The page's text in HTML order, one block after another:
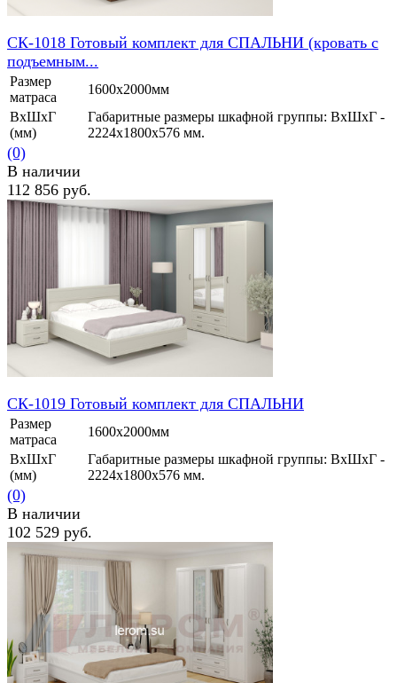
избранное сравнить
СК-1018 Готовый комплект для СПАЛЬНИ (кровать с
подъемным...
Размер
матраса
1600х2000мм
ВхШхГ
(мм)
Габаритные размеры шкафной группы: ВхШхГ -
2224х1800х576 мм.
(0)
В наличии
112 856 руб.
избранное сравнить
СК-1019 Готовый комплект для СПАЛЬНИ
Размер
матраса
1600х2000мм
ВхШхГ
(мм)
Габаритные размеры шкафной группы: ВхШхГ -
2224х1800х576 мм.
(0)
В наличии
102 529 руб.